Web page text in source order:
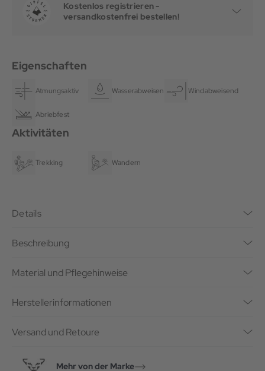
Kostenlos registrieren -
versandkostenfrei bestellen!
Eigenschaften
Atmungsaktiv Wasserabweisend Windabweisend
Abriebfest
Aktivitäten
Trekking Wandern
Details
Beschreibung
Material und Pflegehinweise
Herstellerinformationen
Versand und Retoure
Mehr von der Marke